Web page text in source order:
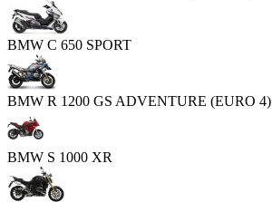
BMW C 650 SPORT
BMW R 1200 GS ADVENTURE (EURO 4)
BMW S 1000 XR